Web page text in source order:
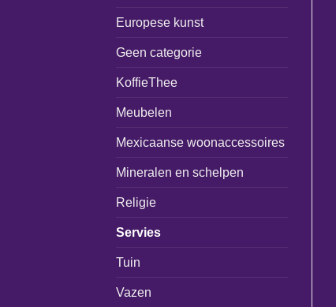
Europese kunst
Geen categorie
KoffieThee
Meubelen
Mexicaanse woonaccessoires
Mineralen en schelpen
Religie
Servies
Tuin
Vazen